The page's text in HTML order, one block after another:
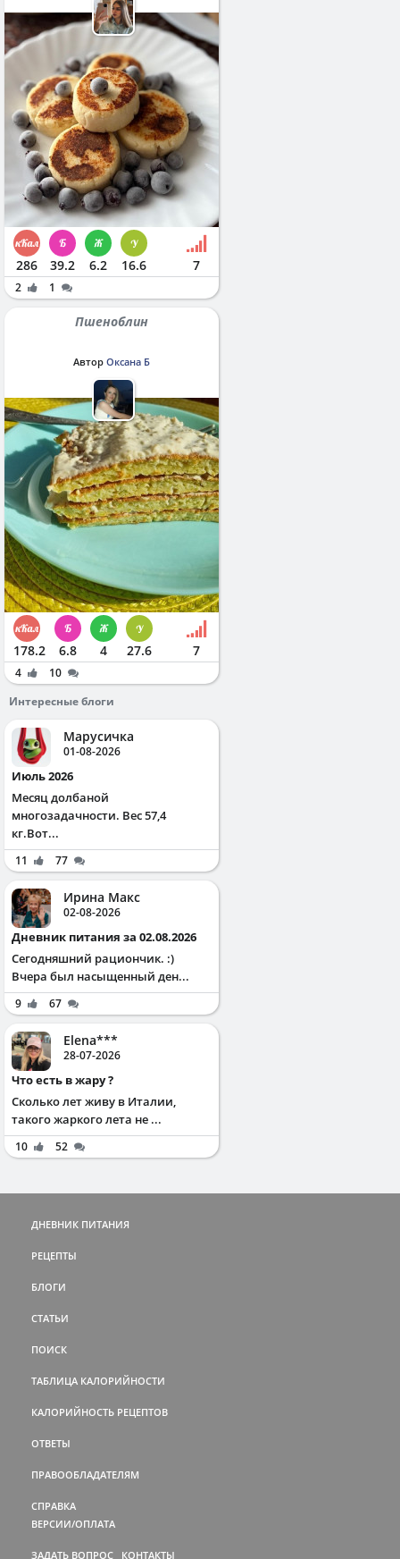
286 39.2 6.2 16.6 7
2 1
Пшеноблин
Автор Оксана Б
178.2 6.8 4 27.6 7
4
10
Интересные блоги
Марусичка
01-08-2026
Июль 2026
Месяц долбаной
многозадачности. Вес 57,4
кг.Вот...
11 77
Ирина Макс
02-08-2026
Дневник питания за 02.08.2026
Сегодняшний рациончик. :)
Вчера был насыщенный ден...
9 67
Elena***
28-07-2026
Что есть в жару ?
Сколько лет живу в Италии,
такого жаркого лета не ...
10 52
ДНЕВНИК ПИТАНИЯ
РЕЦЕПТЫ
БЛОГИ
СТАТЬИ
ПОИСК
ТАБЛИЦА КАЛОРИЙНОСТИ
КАЛОРИЙНОСТЬ РЕЦЕПТОВ
ОТВЕТЫ
ПРАВООБЛАДАТЕЛЯМ
СПРАВКА
ВЕРСИИ/ОПЛАТА
ЗАДАТЬ ВОПРОС КОНТАКТЫ